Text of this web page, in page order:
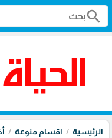
search
الرئيسية اقسام منوعة